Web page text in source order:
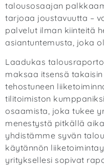
talousosaajan
tarjoaa joustavuutta –
palvelut ilman kiinteitä
asiantuntemusta, joka
Laadukas
maksaa itsensä
tehostuneen
tilitoimiston
osaamista, joka tukee
menestystä pitkällä
yhdistämme syvän
käytännön
yrityksellesi sopivat